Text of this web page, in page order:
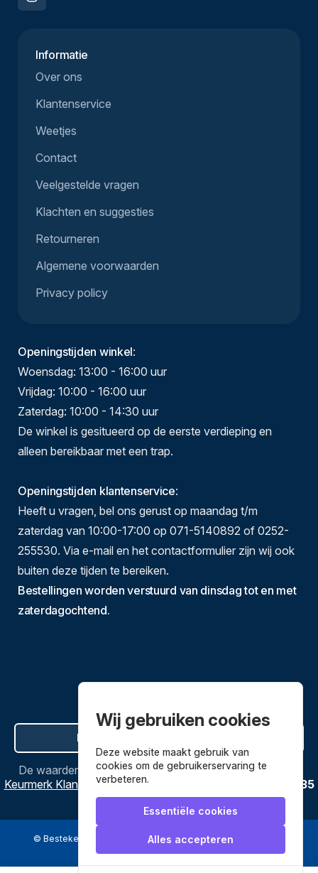
Informatie
Over ons
Klantenservice
Weetjes
Contact
Veelgestelde vragen
Klachten en suggesties
Retourneren
Algemene voorwaarden
Privacy policy
Openingstijden winkel:
Woensdag: 13:00 - 16:00 uur
Vrijdag: 10:00 - 16:00 uur
Zaterdag: 10:00 - 14:30 uur
De winkel is gesitueerd op de eerste verdieping en
alleen bereikbaar met een trap.
Openingstijden klantenservice:
Heeft u vragen, bel ons gerust op maandag t/m
zaterdag van 10:00-17:00 op 071-5140892 of 0252-
255530. Via e-mail en het contactformulier zijn wij ook
buiten deze tijden te bereiken.
Bestellingen worden verstuurd van dinsdag tot en met
zaterdagochtend.
Hier de overeenkomst ontbinden
De waardering vanBestekenpannen.nlbijWebwinkel
Keurmerk Klantbeoordelingen
3635
reviews.
© Bestekenpannen.nl 2026 een webshop van
Wij gebruiken cookies
Deze website maakt gebruik van
cookies om de gebruikerservaring te
verbeteren.
Essentiële cookies
Alles accepteren